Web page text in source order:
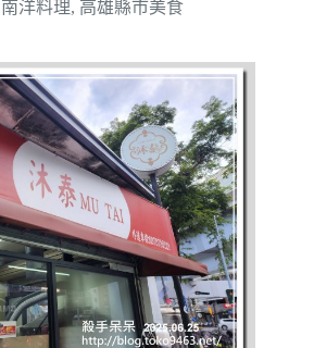
洋料理, 高雄縣市美食